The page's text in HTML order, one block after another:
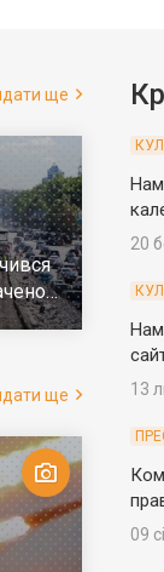
ще
ще
20
13
09